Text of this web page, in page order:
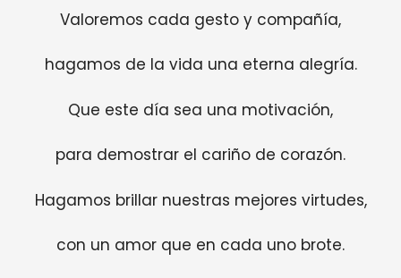
Valoremos cada gesto y compañía,
hagamos de la vida una eterna alegría.
Que este día sea una motivación,
para demostrar el cariño de corazón.
Hagamos brillar nuestras mejores virtudes,
con un amor que en cada uno brote.